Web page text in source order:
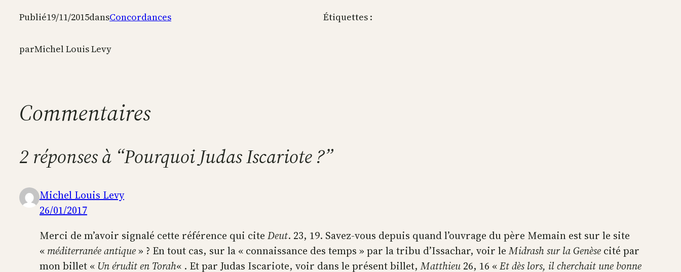
Publié19/11/2015dansConcordances
parMichel Louis Levy
Étiquettes :
Commentaires
2 réponses à “Pourquoi Judas Iscariote ?”
Michel Louis Levy
26/01/2017
Merci de m’avoir signalé cette référence qui cite Deut. 23, 19. Savez-vous depuis quand l’ouvrage du père Memain est sur le site
« méditerranée antique» ? En tout cas, sur la « connaissance des temps » par la tribu d’Issachar, voir leMidrash sur la Genèse cité par
mon billet « Un érudit en Torah« . Et par Judas Iscariote, voir dans le présent billet,Matthieu 26, 16 «Et dès lors, il cherchait une bonne